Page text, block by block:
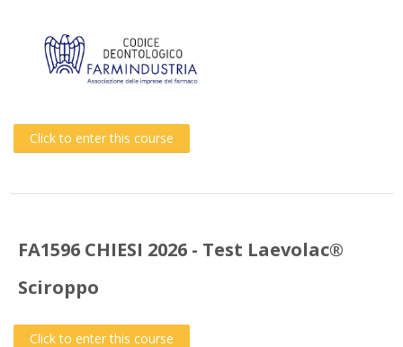
Click to enter this course
FA1596 CHIESI 2026 - Test Laevolac®
Sciroppo
Click to enter this course